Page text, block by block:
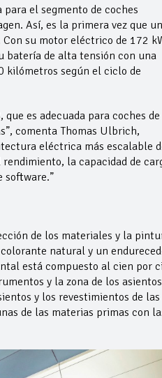
el segmento de coches
Así, es la primera vez que un
su motor eléctrico de 172
batería de alta tensión con una
kilómetros según el ciclo de
es adecuada para coches de
comenta Thomas Ulbrich,
eléctrica más escalable
la capacidad de
software.”
de los materiales y la
natural y un
está compuesto al cien por
y la zona de los asientos
y los revestimientos de las
de las materias primas con